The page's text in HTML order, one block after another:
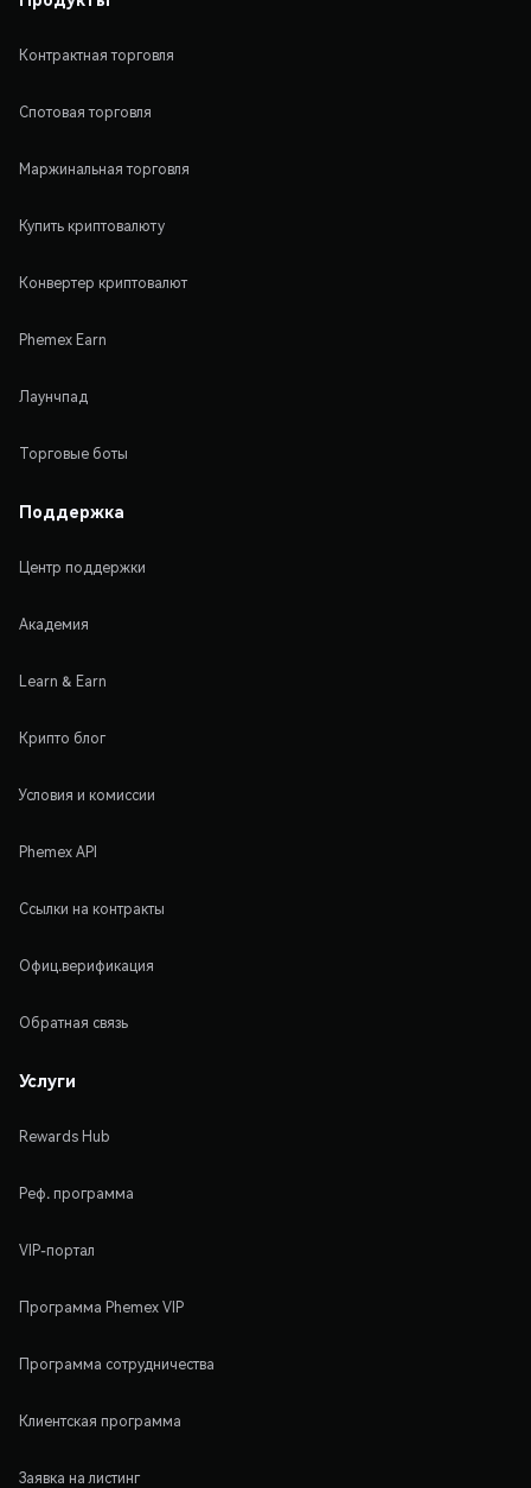
Контрактная торговля
Спотовая торговля
Маржинальная торговля
Купить криптовалюту
Конвертер криптовалют
Phemex Earn
Лаунчпад
Торговые боты
Поддержка
Центр поддержки
Академия
Learn & Earn
Крипто блог
Условия и комиссии
Phemex API
Ссылки на контракты
Офиц.верификация
Обратная связь
Услуги
Rewards Hub
Реф. программа
VIP-портал
Программа Phemex VIP
Программа сотрудничества
Клиентская программа
Заявка на листинг